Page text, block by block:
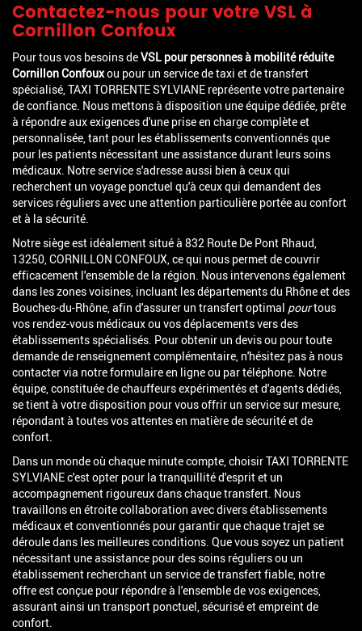
Contactez-nous pour votre VSL à
Cornillon Confoux
Pour tous vos besoins deVSL pour personnes à mobilité réduite
Cornillon Confouxou pour un service de taxi et de transfert
spécialisé, TAXI TORRENTE SYLVIANE représente votre partenaire
de confiance. Nous mettons à disposition une équipe dédiée, prête
à répondre aux exigences d'une prise en charge complète et
personnalisée, tant pour les établissements conventionnés que
pour les patients nécessitant une assistance durant leurs soins
médicaux. Notre service s'adresse aussi bien à ceux qui
recherchent un voyage ponctuel qu'à ceux qui demandent des
services réguliers avec une attention particulière portée au confort
et à la sécurité.
Notre siège est idéalement situé à 832 Route De Pont Rhaud,
13250, CORNILLON CONFOUX, ce qui nous permet de couvrir
efficacement l'ensemble de la région. Nous intervenons également
dans les zones voisines, incluant les départements du Rhône et des
Bouches-du-Rhône, afin d'assurer un transfert optimal pourtous
vos rendez-vous médicaux ou vos déplacements vers des
établissements spécialisés. Pour obtenir un devis ou pour toute
demande de renseignement complémentaire, n'hésitez pas à nous
contacter via notre formulaire en ligne ou par téléphone. Notre
équipe, constituée de chauffeurs expérimentés et d'agents dédiés,
se tient à votre disposition pour vous offrir un service sur mesure,
répondant à toutes vos attentes en matière de sécurité et de
confort.
Dans un monde où chaque minute compte, choisir TAXI TORRENTE
SYLVIANE c'est opter pour la tranquillité d'esprit et un
accompagnement rigoureux dans chaque transfert. Nous
travaillons en étroite collaboration avec divers établissements
médicaux et conventionnés pour garantir que chaque trajet se
déroule dans les meilleures conditions. Que vous soyez un patient
nécessitant une assistance pour des soins réguliers ou un
établissement recherchant un service de transfert fiable, notre
offre est conçue pour répondre à l'ensemble de vos exigences,
assurant ainsi un transport ponctuel, sécurisé et empreint de
confort.